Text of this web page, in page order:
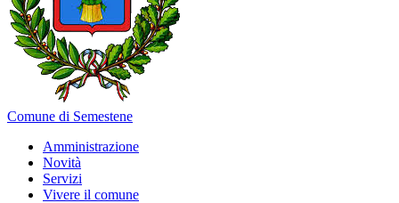
Comune di Semestene
Amministrazione
Novità
Servizi
Vivere il comune